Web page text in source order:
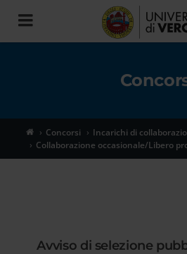
Toggle
navigation
Concorsi
Incarichi di
Collaborazione occasionale/Libero
Avviso di selezione